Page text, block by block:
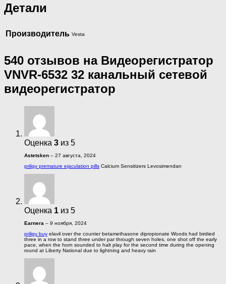
Детали
Производитель Vesta
540 отзывов на Видеорегистратор
VNVR-6532 32 канальный сетевой
видеорегистратор
Оценка 3 из 5
Astetsken – 27 августа, 2024
priligy premature ejaculation pills Calcium Sensitizers Levosimendan
Оценка 1 из 5
Earnera – 9 ноября, 2024
priligy buy elavil over the counter betamethasone dipropionate Woods had birdied
three in a row to stand three under par through seven holes, one shot off the early
pace, when the horn sounded to halt play for the second time during the opening
round at Liberty National due to lightning and heavy rain